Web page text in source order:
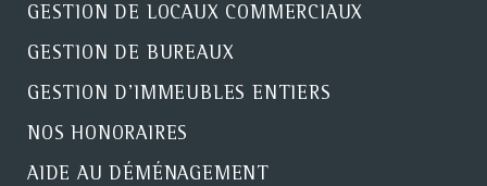
GESTION DE LOCAUX COMMERCIAUX
GESTION DE BUREAUX
GESTION D'IMMEUBLES ENTIERS
NOS HONORAIRES
AIDE AU DÉMÉNAGEMENT